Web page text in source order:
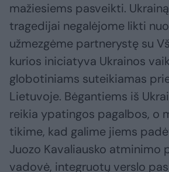
mažiesiems pasveikti.
tragedijai negalėjome likti
užmezgėme partnerystę su
kurios iniciatyva Ukrainos
globotiniams suteikiamas
Lietuvoje. Bėgantiems iš
reikia ypatingos pagalbos, o
tikime, kad galime jiems
Juozo Kavaliausko atminimo
vadovė, integruotų verslo